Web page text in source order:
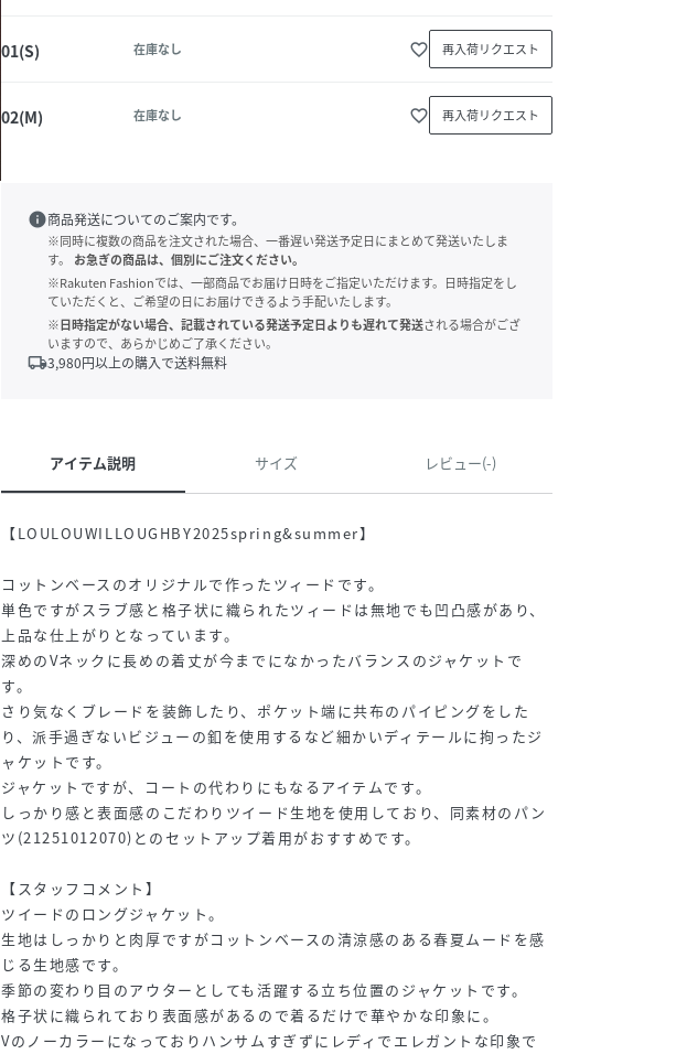
01(S) 在庫なし favorite_border 再入荷リクエスト
02(M) 在庫なし favorite_border 再入荷リクエスト
info商品発送についてのご案内です。
※同時に複数の商品を注文された場合、一番遅い発送予定日にまとめて発送いたしま
す。
お急ぎの商品は、個別にご注文ください。
※Rakuten Fashionでは、一部商品でお届け日時をご指定いただけます。日時指定をし
ていただくと、ご希望の日にお届けできるよう手配いたします。
※日時指定がない場合、記載されている発送予定日よりも遅れて発送される場合がござ
いますので、あらかじめご了承ください。
local_shipping3,980円以上の購入で送料無料
アイテム説明 サイズ レビュー(-)
【LOULOUWILLOUGHBY2025spring&summer】
コットンベースのオリジナルで作ったツィードです。
単色ですがスラブ感と格子状に織られたツィードは無地でも凹凸感があり、
上品な仕上がりとなっています。
深めのVネックに長めの着丈が今までになかったバランスのジャケットで
す。
さり気なくブレードを装飾したり、ポケット端に共布のパイピングをした
り、派手過ぎないビジューの釦を使用するなど細かいディテールに拘ったジ
ャケットです。
ジャケットですが、コートの代わりにもなるアイテムです。
しっかり感と表面感のこだわりツイード生地を使用しており、同素材のパン
ツ(21251012070)とのセットアップ着用がおすすめです。
【スタッフコメント】
ツイードのロングジャケット。
生地はしっかりと肉厚ですがコットンベースの清涼感のある春夏ムードを感
じる生地感です。
季節の変わり目のアウターとしても活躍する立ち位置のジャケットです。
格子状に織られており表面感があるので着るだけで華やかな印象に。
Vのノーカラーになっておりハンサムすぎずにレディでエレガントな印象で